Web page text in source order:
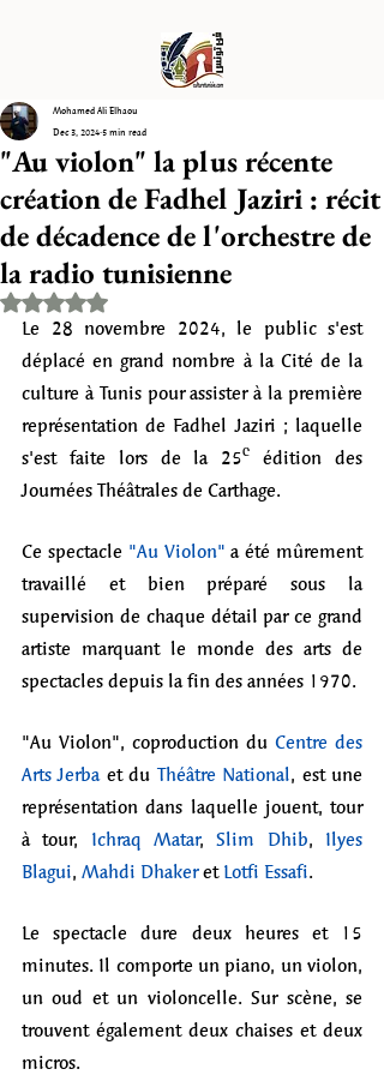
"Au violon" la plus récente
création de Fadhel Jaziri : récit
de décadence de l'orchestre de
la radio tunisienne
Mohamed Ali Elhaou
Dec 3, 20245 min read
Rated NaN out of 5 stars.
Le 28 novembre 2024, le public s'est
déplacé en grand nombre à la Cité de la
culture à Tunis pour assister à la première
représentation de Fadhel Jaziri ; laquelle
s'est faite lors de la 25ᵉ édition des
Journées Théâtrales de Carthage.
Ce spectacle "Au Violon" a été mûrement
travaillé et bien préparé sous la
supervision de chaque détail par ce grand
artiste marquant le monde des arts de
spectacles depuis la fin des années 1970.
"Au Violon", coproduction du Centre des
Arts Jerbaet du Théâtre National, est une
représentation dans laquelle jouent, tour
à tour, Ichraq Matar, Slim Dhib, Ilyes
Blagui, Mahdi Dhaker et Lotfi Essafi.
Le spectacle dure deux heures et 15
minutes. Il comporte un piano, un violon,
un oud et un violoncelle. Sur scène, se
trouvent également deux chaises et deux
micros.